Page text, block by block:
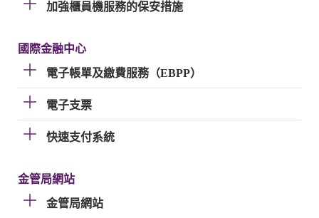
加強櫃員機服務的保安措施
國際金融中心
電子帳單及繳費服務（EBPP）
電子支票
快速支付系統
金管局網站
金管局網站